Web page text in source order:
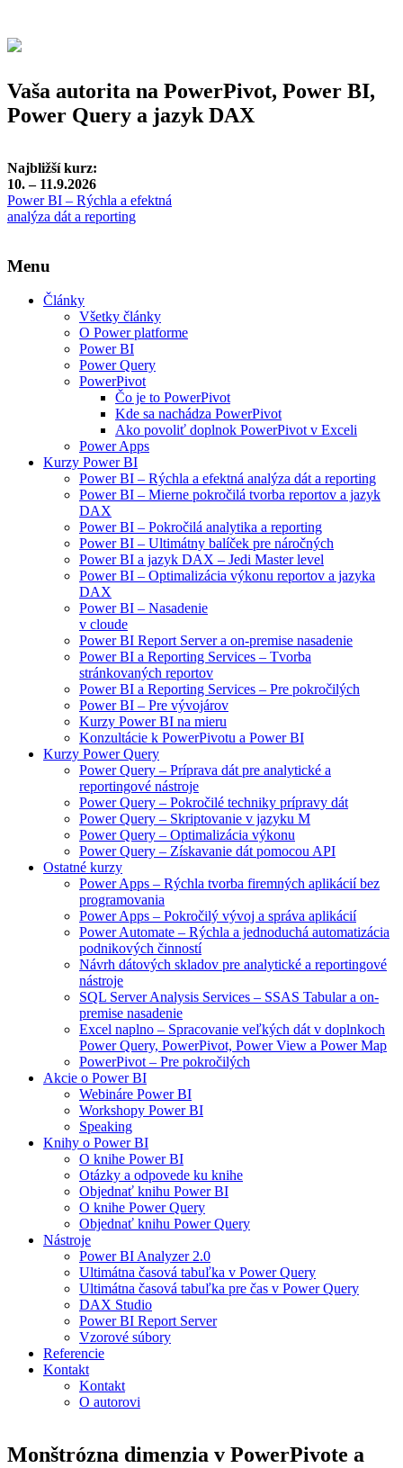
Vaša autorita na PowerPivot, Power BI,
Power Query a jazyk DAX
Najbližší kurz:
10. – 11.9.2026
Power BI – Rýchla a efektná
analýza dát a reporting
Menu
Články
Všetky články
O Power platforme
Power BI
Power Query
PowerPivot
Čo je to PowerPivot
Kde sa nachádza PowerPivot
Ako povoliť doplnok PowerPivot v Exceli
Power Apps
Kurzy Power BI
Power BI – Rýchla a efektná analýza dát a reporting
Power BI – Mierne pokročilá tvorba reportov a jazyk
DAX
Power BI – Pokročilá analytika a reporting
Power BI – Ultimátny balíček pre náročných
Power BI a jazyk DAX – Jedi Master level
Power BI – Optimalizácia výkonu reportov a jazyka
DAX
Power BI – Nasadenie
v cloude
Power BI Report Server a on-premise nasadenie
Power BI a Reporting Services – Tvorba
stránkovaných reportov
Power BI a Reporting Services – Pre pokročilých
Power BI – Pre vývojárov
Kurzy Power BI na mieru
Konzultácie k PowerPivotu a Power BI
Kurzy Power Query
Power Query – Príprava dát pre analytické a
reportingové nástroje
Power Query – Pokročilé techniky prípravy dát
Power Query – Skriptovanie v jazyku M
Power Query – Optimalizácia výkonu
Power Query – Získavanie dát pomocou API
Ostatné kurzy
Power Apps – Rýchla tvorba firemných aplikácií bez
programovania
Power Apps – Pokročilý vývoj a správa aplikácií
Power Automate – Rýchla a jednoduchá automatizácia
podnikových činností
Návrh dátových skladov pre analytické a reportingové
nástroje
SQL Server Analysis Services – SSAS Tabular a on-
premise nasadenie
Excel naplno – Spracovanie veľkých dát v doplnkoch
Power Query, PowerPivot, Power View a Power Map
PowerPivot – Pre pokročilých
Akcie o Power BI
Webináre Power BI
Workshopy Power BI
Speaking
Knihy o Power BI
O knihe Power BI
Otázky a odpovede ku knihe
Objednať knihu Power BI
O knihe Power Query
Objednať knihu Power Query
Nástroje
Power BI Analyzer 2.0
Ultimátna časová tabuľka v Power Query
Ultimátna časová tabuľka pre čas v Power Query
DAX Studio
Power BI Report Server
Vzorové súbory
Referencie
Kontakt
Kontakt
O autorovi
Monštrózna dimenzia v PowerPivote a